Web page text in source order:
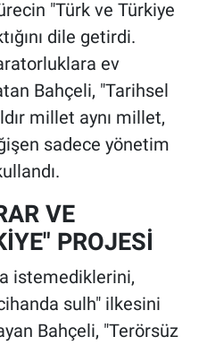
"Türk ve Türkiye
dile getirdi.
ev
Bahçeli, "Tarihsel
millet aynı millet,
sadece yönetim
VE
PROJESİ
istemediklerini,
sulh" ilkesini
Bahçeli, "Terörsüz